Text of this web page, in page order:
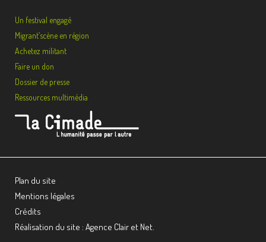
Un festival engagé
Migrant’scène en région
Achetez militant
Faire un don
Dossier de presse
Ressources multimédia
Plan du site
Mentions légales
Crédits
Réalisation du site : Agence Clair et Net.